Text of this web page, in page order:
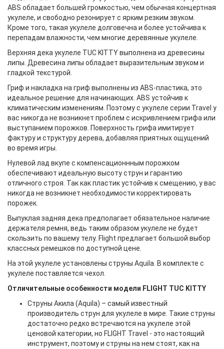
АBS обладает большей громкостью, чем обычная концертная
укулеле, и свободно резонирует с ярким резким звуком.
Кроме того, такая укулеле долговечна и более устойчива к
перепадам влажности, чем многие деревянные укулеле.
Верхняя дека укулеле TUC KITTY выполнена из древесины
липы. Древесина липы обладает выразительным звуком и
гладкой текстурой.
Гриф и накладка на гриф выполнены из ABS-пластика, это
идеальное решение для начинающих. ABS устойчив к
климатическим изменениям. Поэтому с укулеле серии Travel у
вас никогда не возникнет проблем с искривлением грифа или
выступанием порожков. Поверхность грифа имитирует
фактуру и структуру дерева, добавляя приятных ощущений
во время игры.
Нулевой лад вкупе с компенсационнным порожком
обеспечивают идеальную высоту струн и гарантию
отличного строя. Так как пластик устойчив к смещению, у вас
никогда не возникнет необходимости корректировать
порожек.
Выпуклая задняя дека предполагает обязательное наличие
держателя ремня, ведь таким образом укулеле не будет
скользить по вашему телу. Flight предлагает большой выбор
классных ремешков по доступной цене.
На этой укулеле установлены струны Aquila. В комплекте с
укулеле поставляется чехол.
Отличительные особенности модели FLIGHT TUC KITTY
Струны Акила (Aquila) – самый известный
производитель струн для укулеле в мире. Такие струны
достаточно редко встречаются на укулеле этой
ценовой категории, но FLIGHT Travel - это настоящий
инструмент, поэтому и струны на нем стоят, как на